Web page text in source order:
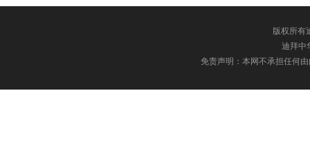
版权所有
迪拜中
免责声明：本网不承担任何